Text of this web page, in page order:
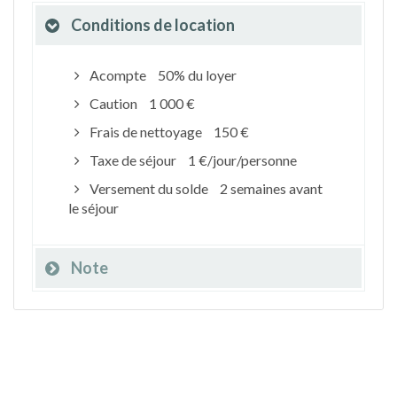
Conditions de location
Acompte
50% du loyer
Caution
1 000 €
Frais de nettoyage
150 €
Taxe de séjour
1 €/jour/personne
Versement du solde
2 semaines avant
le séjour
Note